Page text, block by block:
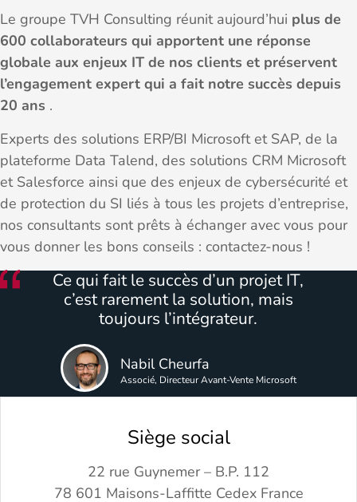
Le groupe TVH Consulting réunit aujourd’hui plus de
600 collaborateurs qui apportent une réponse
globale aux enjeux IT de nos clients et préservent
l’engagement expert qui a fait notre succès depuis
20 ans .
Experts des solutions ERP/BI Microsoft et SAP, de la
plateforme Data Talend, des solutions CRM Microsoft
et Salesforce ainsi que des enjeux de cybersécurité et
de protection du SI liés à tous les projets d’entreprise,
nos consultants sont prêts à échanger avec vous pour
vous donner les bons conseils : contactez-nous !
Ce qui fait le succès d’un projet IT,
c’est rarement la solution, mais
toujours l’intégrateur.
Nabil Cheurfa
Associé, Directeur Avant-Vente Microsoft
Siège social
22 rue Guynemer – B.P. 112
78 601 Maisons-Laffitte Cedex France